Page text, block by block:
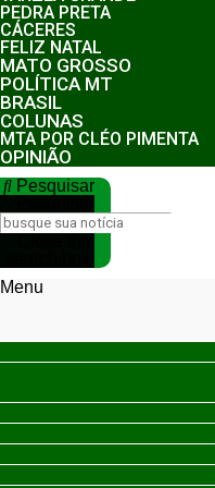
PEDRA PRETA
CÁCERES
FELIZ NATAL
MATO GROSSO
POLÍTICA MT
BRASIL
COLUNAS
MTA POR CLÉO PIMENTA
OPINIÃO
Pesquisar
Menu